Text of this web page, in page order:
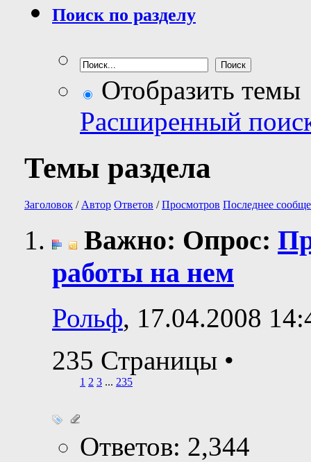
Поиск по разделу
Отобразить темы
Расширенный
Темы раздела
Заголовок / Автор Ответов /Просмотров Последнее
Важно: Опрос:
работы на нем
Рольф, 17.04.2008
235 Страницы •
1 2 3 ... 235
Ответов: 2,344